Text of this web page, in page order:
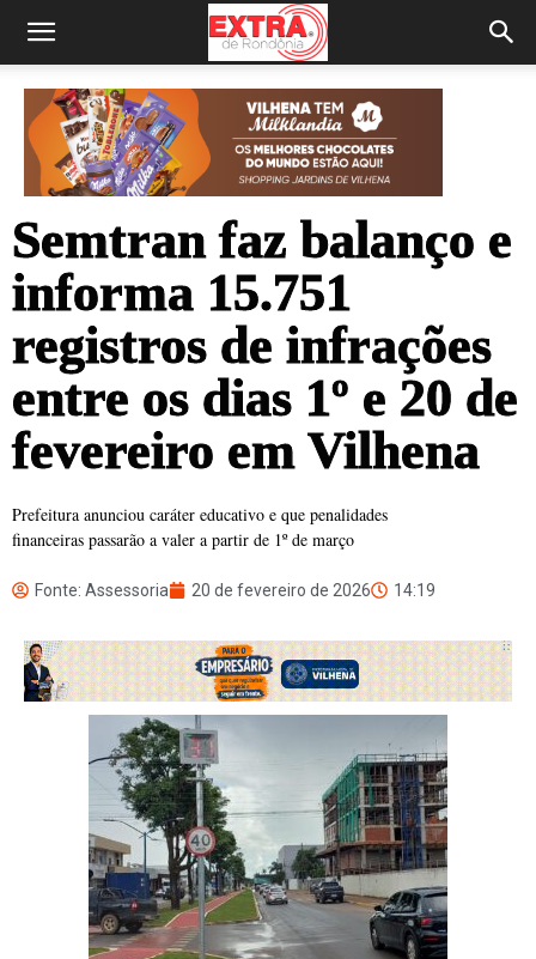
Semtran faz balanço e
informa 15.751
registros de infrações
entre os dias 1º e 20 de
fevereiro em Vilhena
Prefeitura anunciou caráter educativo e que penalidades
financeiras passarão a valer a partir de 1º de março
Fonte: Assessoria 20 de fevereiro de 2026 14:19